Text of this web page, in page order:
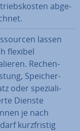
ab­ge­
lassen
flexibel
Re­chen­
Spei­cher­
oder spe­zia­li­
Dienste
je nach
kurz­fris­tig